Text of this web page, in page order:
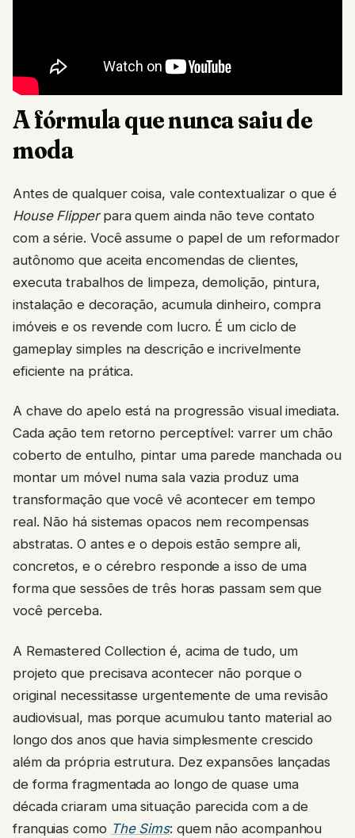
A fórmula que nunca saiu de
moda
Antes de qualquer coisa, vale contextualizar o que é
House Flipperpara quem ainda não teve contato
com a série. Você assume o papel de um reformador
autônomo que aceita encomendas de clientes,
executa trabalhos de limpeza, demolição, pintura,
instalação e decoração, acumula dinheiro, compra
imóveis e os revende com lucro. É um ciclo de
gameplay simples na descrição e incrivelmente
eficiente na prática.
A chave do apelo está na progressão visual imediata.
Cada ação tem retorno perceptível: varrer um chão
coberto de entulho, pintar uma parede manchada ou
montar um móvel numa sala vazia produz uma
transformação que você vê acontecer em tempo
real. Não há sistemas opacos nem recompensas
abstratas. O antes e o depois estão sempre ali,
concretos, e o cérebro responde a isso de uma
forma que sessões de três horas passam sem que
você perceba.
A Remastered Collection é, acima de tudo, um
projeto que precisava acontecer não porque o
original necessitasse urgentemente de uma revisão
audiovisual, mas porque acumulou tanto material ao
longo dos anos que havia simplesmente crescido
além da própria estrutura. Dez expansões lançadas
de forma fragmentada ao longo de quase uma
década criaram uma situação parecida com a de
franquias como The Sims: quem não acompanhou